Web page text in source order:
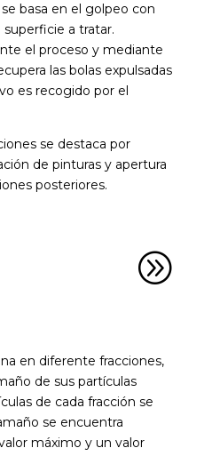
basa en el golpeo con
a tratar.
el proceso y mediante
las bolas expulsadas
es recogido por el
se destaca por
de pinturas y apertura
posteriores.
A
en diferente fracciones,
de sus partículas
de cada fracción se
se encuentra
máximo y un valor